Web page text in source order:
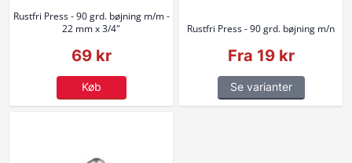
Rustfri Press - 90 grd. bøjning m/m -
22 mm x 3/4"
69 kr
Køb
Rustfri Press - 90 grd. bøjning m/n
Fra 19 kr
Se varianter